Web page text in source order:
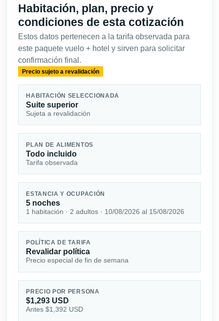
Habitación, plan, precio y
condiciones de esta cotización
Estos datos pertenecen a la tarifa observada para
este paquete vuelo + hotel y sirven para solicitar
confirmación final.
Precio sujeto a revalidación
HABITACIÓN SELECCIONADA
Suite superior
Sujeta a revalidación
PLAN DE ALIMENTOS
Todo incluido
Tarifa observada
ESTANCIA Y OCUPACIÓN
5 noches
1 habitación · 2 adultos · 10/08/2026 al 15/08/2026
POLÍTICA DE TARIFA
Revalidar política
Precio especial de fin de semana
PRECIO POR PERSONA
$1,293 USD
Antes $1,392 USD